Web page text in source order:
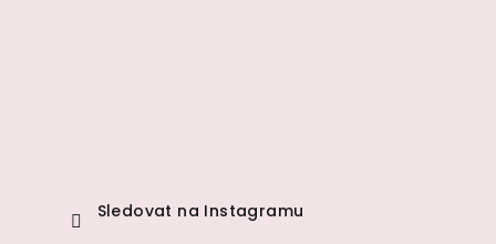
Sledovat na Instagramu